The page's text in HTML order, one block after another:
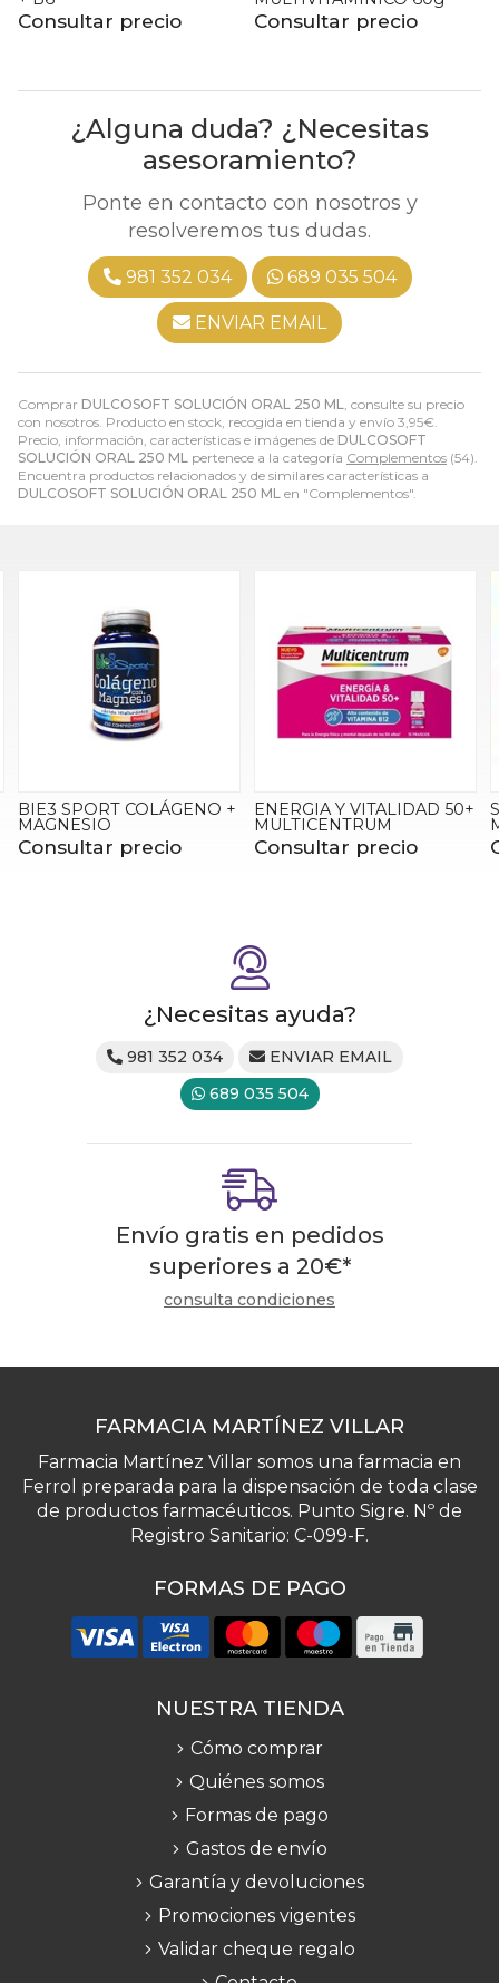
Comprar DULCOSOFT SOLUCIÓN ORAL 250 ML
, consulte su precio
con nosotros. Producto en stock, recogida en tienda y envío 3,95€
Precio, información, características e imágenes de DULCOSOFT
SOLUCIÓN ORAL 250 ML pertenece a la categoría Complementos (54).
Encuentra productos relacionados y de similares características a
DULCOSOFT SOLUCIÓN ORAL 250 ML en "Complementos".
Consultar precio Consultar precio
¿Alguna duda? ¿Necesitas
asesoramiento?
Ponte en contacto con nosotros y
resolveremos tus dudas.
981 352 034 689 035 504
ENVIAR EMAIL
BIE3 SPORT COLÁGENO +
MAGNESIO
Consultar precio
ENERGIA Y VITALIDAD 50+
MULTICENTRUM
Consultar precio
¿Necesitas ayuda?
981 352 034
ENVIAR EMAIL
689 035 504
Envío gratis en pedidos
superiores a 20€*
consulta condiciones
FARMACIA MARTÍNEZ VILLAR
Farmacia Martínez Villar somos una farmacia en
Ferrol preparada para la dispensación de toda clase
de productos farmacéuticos. Punto Sigre. Nº de
Registro Sanitario: C-099-F.
FORMAS DE PAGO
NUESTRA TIENDA
Cómo comprar
Quiénes somos
Formas de pago
Gastos de envío
Garantía y devoluciones
Promociones vigentes
Validar cheque regalo